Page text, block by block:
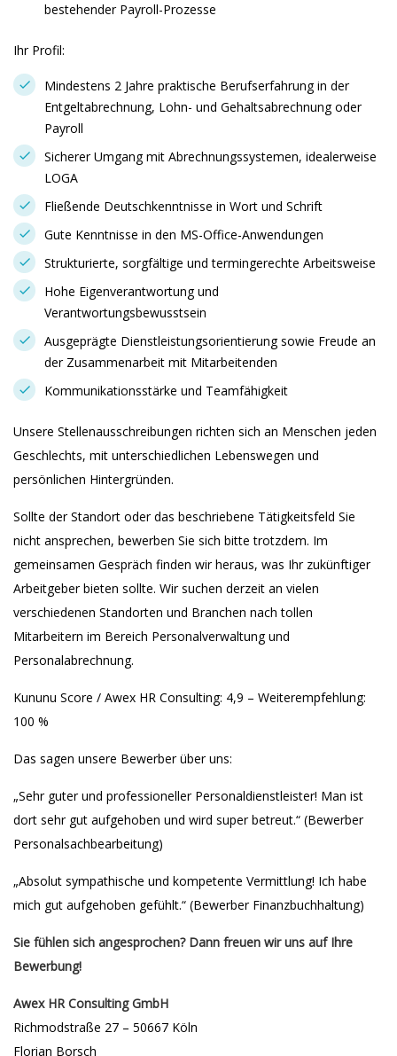
bestehender Payroll-Prozesse
Ihr Profil:
Mindestens 2 Jahre praktische Berufserfahrung in der
Entgeltabrechnung, Lohn- und Gehaltsabrechnung oder
Payroll
Sicherer Umgang mit Abrechnungssystemen, idealerweise
LOGA
Fließende Deutschkenntnisse in Wort und Schrift
Gute Kenntnisse in den MS-Office-Anwendungen
Strukturierte, sorgfältige und termingerechte Arbeitsweise
Hohe Eigenverantwortung und
Verantwortungsbewusstsein
Ausgeprägte Dienstleistungsorientierung sowie Freude an
der Zusammenarbeit mit Mitarbeitenden
Kommunikationsstärke und Teamfähigkeit
Unsere Stellenausschreibungen richten sich an Menschen jeden
Geschlechts, mit unterschiedlichen Lebenswegen und
persönlichen Hintergründen.
Sollte der Standort oder das beschriebene Tätigkeitsfeld Sie
nicht ansprechen, bewerben Sie sich bitte trotzdem. Im
gemeinsamen Gespräch finden wir heraus, was Ihr zukünftiger
Arbeitgeber bieten sollte. Wir suchen derzeit an vielen
verschiedenen Standorten und Branchen nach tollen
Mitarbeitern im Bereich Personalverwaltung und
Personalabrechnung.
Kununu Score / Awex HR Consulting: 4,9 – Weiterempfehlung:
100 %
Das sagen unsere Bewerber über uns:
„Sehr guter und professioneller Personaldienstleister! Man ist
dort sehr gut aufgehoben und wird super betreut.“ (Bewerber
Personalsachbearbeitung)
„Absolut sympathische und kompetente Vermittlung! Ich habe
mich gut aufgehoben gefühlt.“ (Bewerber Finanzbuchhaltung)
Sie fühlen sich angesprochen? Dann freuen wir uns auf Ihre
Bewerbung!
Awex HR Consulting GmbH
Richmodstraße 27 – 50667 Köln
Florian Borsch